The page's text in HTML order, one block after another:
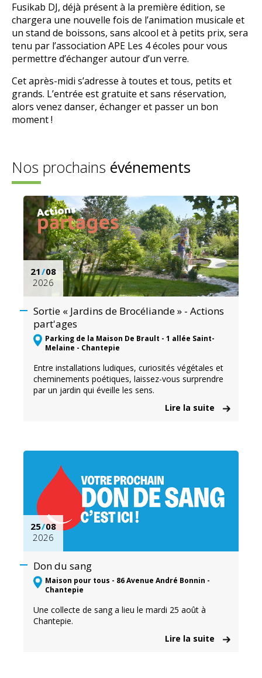
Fusikab DJ, déjà présent à la première édition, se
chargera une nouvelle fois de l’animation musicale et
un stand de boissons, sans alcool et à petits prix, sera
tenu par l’association APE Les 4 écoles pour vous
permettre d’échanger autour d’un verre.
Cet après-midi s’adresse à toutes et tous, petits et
grands. L’entrée est gratuite et sans réservation,
alors venez danser, échanger et passer un bon
moment !
Nos prochains événements
21/08
2026
Sortie « Jardins de Brocéliande » - Actions
part'ages
Parking de la Maison De Brault - 1 allée Saint-
Melaine - Chantepie
Entre installations ludiques, curiosités végétales et
cheminements poétiques, laissez-vous surprendre
par un jardin qui éveille les sens.
Lire la suite
25/08
2026
Don du sang
Maison pour tous - 86 Avenue André Bonnin -
Chantepie
Une collecte de sang a lieu le mardi 25 août à
Chantepie.
Lire la suite